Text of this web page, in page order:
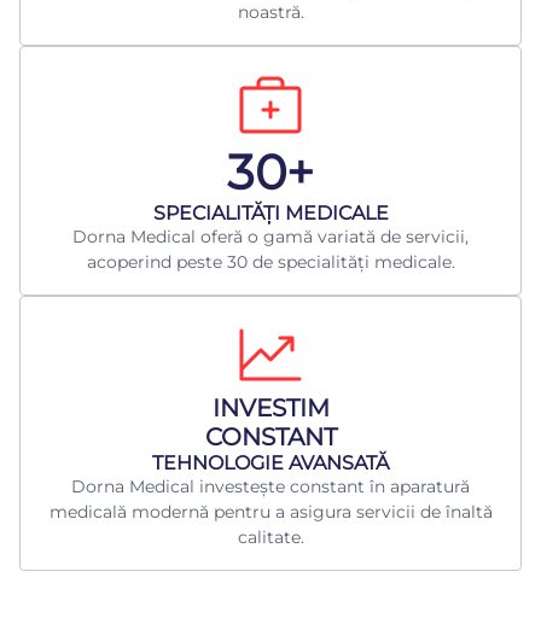
noastră.
30+
​SPECIALITĂȚI MEDICALE
Dorna Medical oferă o gamă variată de servicii,
acoperind peste 30 de specialități medicale.
INVESTIM
CONSTANT
TEHNOLOGIE AVANSATĂ
Dorna Medical investește constant în aparatură
medicală modernă pentru a asigura servicii de înaltă
calitate.